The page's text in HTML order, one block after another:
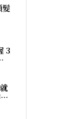
髮
3